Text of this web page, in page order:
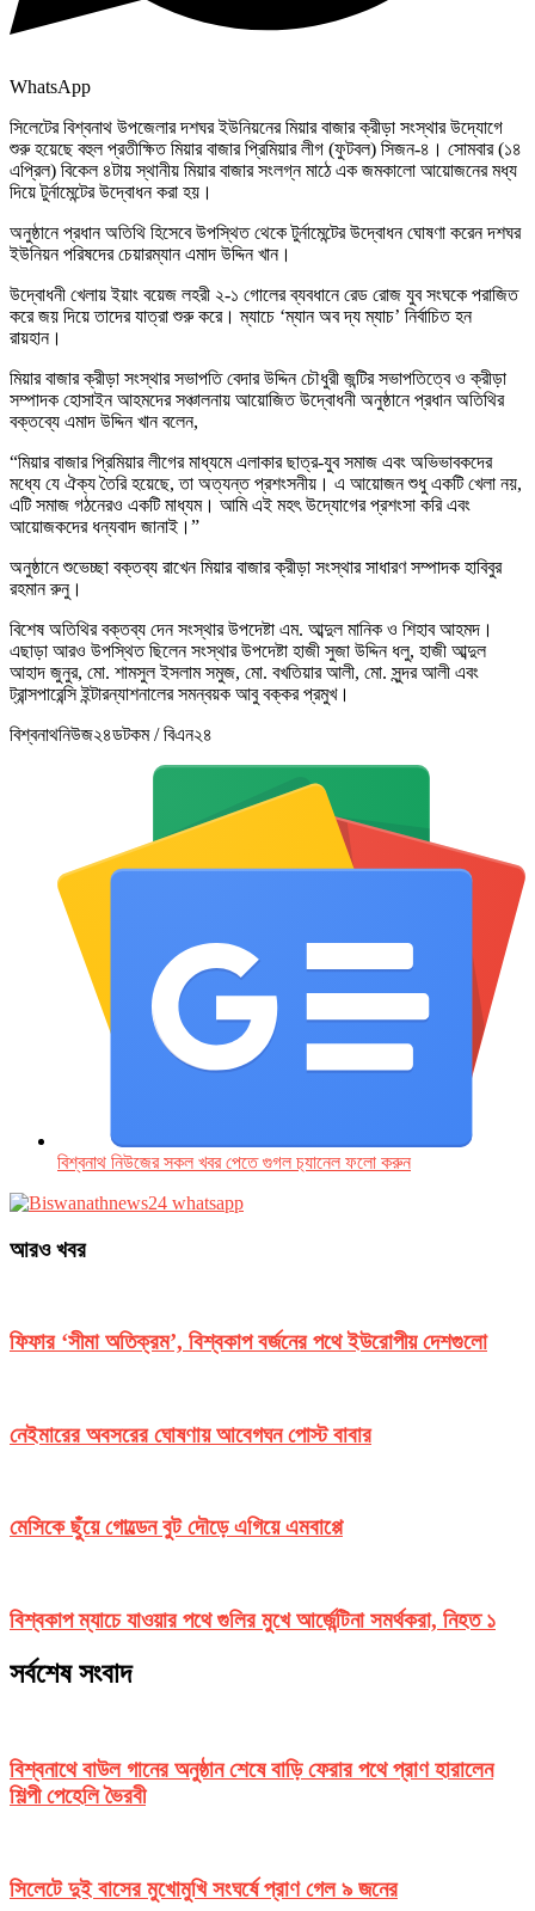
WhatsApp
সিলেটের বিশ্বনাথ উপজেলার দশঘর ইউনিয়নের মিয়ার বাজার ক্রীড়া সংস্থার উদ্যোগে
শুরু হয়েছে বহুল প্রতীক্ষিত মিয়ার বাজার প্রিমিয়ার লীগ (ফুটবল) সিজন-৪। সোমবার (১৪
এপ্রিল) বিকেল ৪টায় স্থানীয় মিয়ার বাজার সংলগ্ন মাঠে এক জমকালো আয়োজনের মধ্য
দিয়ে টুর্নামেন্টের উদ্বোধন করা হয়।
অনুষ্ঠানে প্রধান অতিথি হিসেবে উপস্থিত থেকে টুর্নামেন্টের উদ্বোধন ঘোষণা করেন দশঘর
ইউনিয়ন পরিষদের চেয়ারম্যান এমাদ উদ্দিন খান।
উদ্বোধনী খেলায় ইয়াং বয়েজ লহরী ২-১ গোলের ব্যবধানে রেড রোজ যুব সংঘকে পরাজিত
করে জয় দিয়ে তাদের যাত্রা শুরু করে। ম্যাচে ‘ম্যান অব দ্য ম্যাচ’ নির্বাচিত হন
রায়হান।
মিয়ার বাজার ক্রীড়া সংস্থার সভাপতি বেদার উদ্দিন চৌধুরী জন্টির সভাপতিত্বে ও ক্রীড়া
সম্পাদক হোসাইন আহমদের সঞ্চালনায় আয়োজিত উদ্বোধনী অনুষ্ঠানে প্রধান অতিথির
বক্তব্যে এমাদ উদ্দিন খান বলেন,
“মিয়ার বাজার প্রিমিয়ার লীগের মাধ্যমে এলাকার ছাত্র-যুব সমাজ এবং অভিভাবকদের
মধ্যে যে ঐক্য তৈরি হয়েছে, তা অত্যন্ত প্রশংসনীয়। এ আয়োজন শুধু একটি খেলা নয়,
এটি সমাজ গঠনেরও একটি মাধ্যম। আমি এই মহৎ উদ্যোগের প্রশংসা করি এবং
আয়োজকদের ধন্যবাদ জানাই।”
অনুষ্ঠানে শুভেচ্ছা বক্তব্য রাখেন মিয়ার বাজার ক্রীড়া সংস্থার সাধারণ সম্পাদক হাবিবুর
রহমান রুনু।
বিশেষ অতিথির বক্তব্য দেন সংস্থার উপদেষ্টা এম. আব্দুল মানিক ও শিহাব আহমদ।
এছাড়া আরও উপস্থিত ছিলেন সংস্থার উপদেষ্টা হাজী সুজা উদ্দিন ধলু, হাজী আব্দুল
আহাদ জুনুর, মো. শামসুল ইসলাম সমুজ, মো. বখতিয়ার আলী, মো. সুন্দর আলী এবং
ট্রান্সপারেন্সি ইন্টারন্যাশনালের সমন্বয়ক আবু বক্কর প্রমুখ।
বিশ্বনাথনিউজ২৪ডটকম / বিএন২৪
বিশ্বনাথ নিউজের সকল খবর পেতে গুগল চ‌্যানেল ফলো করুন
আরও খবর
ফিফার ‘সীমা অতিক্রম’, বিশ্বকাপ বর্জনের পথে ইউরোপীয় দেশগুলো
নেইমারের অবসরের ঘোষণায় আবেগঘন পোস্ট বাবার
মেসিকে ছুঁয়ে গোল্ডেন বুট দৌড়ে এগিয়ে এমবাপ্পে
বিশ্বকাপ ম্যাচে যাওয়ার পথে গুলির মুখে আর্জেন্টিনা সমর্থকরা, নিহত ১
সর্বশেষ সংবাদ
বিশ্বনাথে বাউল গানের অনুষ্ঠান শেষে বাড়ি ফেরার পথে প্রাণ হারালেন
শিল্পী পেহেলি ভৈরবী
সিলেটে দুই বাসের মুখোমুখি সংঘর্ষে প্রাণ গেল ৯ জনের